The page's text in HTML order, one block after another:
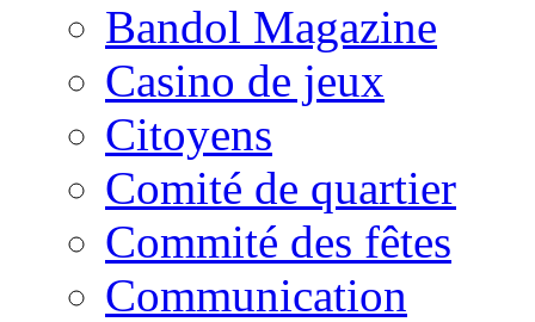
Bandol Magazine
Casino de jeux
Citoyens
Comité de quartier
Commité des fêtes
Communication